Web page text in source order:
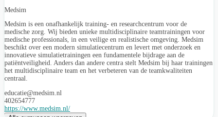
Medsim
Medsim is een onafhankelijk training- en researchcentrum voor de
medische zorg. Wij bieden unieke multidisciplinaire teamtrainingen voor
medische professionals, in een veilige en realistische omgeving. Medsim
beschikt over een modern simulatiecentrum en levert met onderzoek en
innovatieve simulatietrainingen een fundamentele bijdrage aan de
patiëntveiligheid. Anders dan andere centra stelt Medsim bij haar trainingen
het multidisciplinaire team en het verbeteren van de teamkwaliteiten
centraal.
educatie@medsim.nl
402654777
https://www.medsim.nl/